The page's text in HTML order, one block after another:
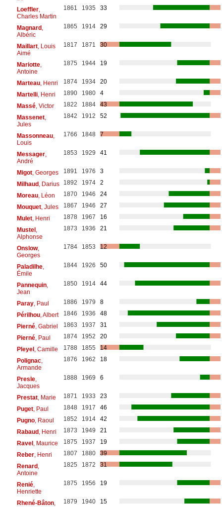
Loeffler,
Charles Martin
1861 1935 33
Magnard,
Albéric
1865 1914 29
Maillart, Louis
Aimé
1817 1871 30
Mariotte,
Antoine
1875 1944 19
Marteau, Henri 1874 1934
20
Martelli, Henri 1890 1980
4
Massé, Victor 1822 1884
43
Massenet,
Jules
1842 1912 52
Massonneau,
Louis
1766 1848 7
Messager,
André
1853 1929 41
Migot, Georges 1891 1976
3
Milhaud, Darius 1892 1974
2
Moreau, Léon 1870 1946
24
Mouquet, Jules 1867 1946
27
Mulet, Henri 1878 1967
16
Mustel,
Alphonse
1873 1936 21
Onslow,
Georges
1784 1853 12
Paladilhe,
Émile
1844 1926 50
Pannequin,
Jean
1850 1914 44
Paray, Paul 1886 1979
8
Périlhou, Albert 1846 1936
48
Pierné, Gabriel 1863 1937
31
Pierné, Paul 1874 1952
20
Pleyel, Camille 1788 1855
14
Polignac,
Armande
1876 1962 18
Presle,
Jacques
1888 1969 6
Prestat, Marie 1871 1933
23
Puget, Paul 1848 1917
46
Pugno, Raoul 1852 1914
42
Rabaud, Henri 1873 1949
21
Ravel, Maurice 1875 1937
19
Reber, Henri 1807 1880
39
Renard,
Antoine
1825 1872 31
Renié,
Henriette
1875 1956 19
Rhené-Bâton, 1879 1940
15